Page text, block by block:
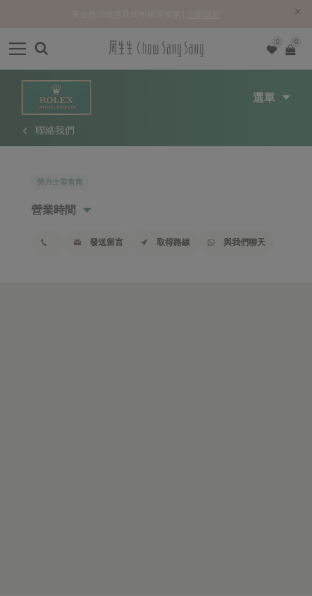
0 0
選單
聯絡我們
勞力士零售商
營業時間
發送留言 取得路線 與我們聊天